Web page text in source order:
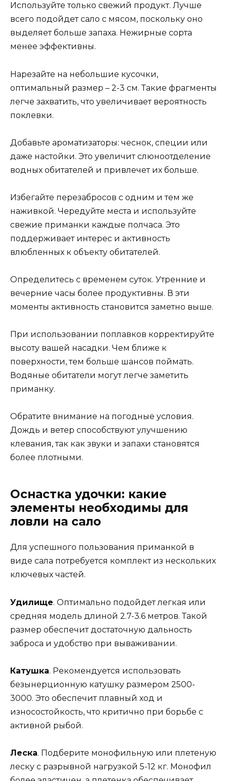
Используйте только свежий продукт. Лучше
всего подойдет сало с мясом, поскольку оно
выделяет больше запаха. Нежирные сорта
менее эффективны.
Нарезайте на небольшие кусочки,
оптимальный размер – 2-3 см. Такие фрагменты
легче захватить, что увеличивает вероятность
поклевки.
Добавьте ароматизаторы: чеснок, специи или
даже настойки. Это увеличит слюноотделение
водных обитателей и привлечет их больше.
Избегайте перезабросов с одним и тем же
наживкой. Чередуйте места и используйте
свежие приманки каждые полчаса. Это
поддерживает интерес и активность
влюбленных к объекту обитателей.
Определитесь с временем суток. Утренние и
вечерние часы более продуктивны. В эти
моменты активность становится заметно выше.
При использовании поплавков корректируйте
высоту вашей насадки. Чем ближе к
поверхности, тем больше шансов поймать.
Водяные обитатели могут легче заметить
приманку.
Обратите внимание на погодные условия.
Дождь и ветер способствуют улучшению
клевания, так как звуки и запахи становятся
более плотными.
Оснастка удочки: какие
элементы необходимы для
ловли на сало
Для успешного пользования приманкой в
виде сала потребуется комплект из нескольких
ключевых частей.
Удилище. Оптимально подойдет легкая или
средняя модель длиной 2.7-3.6 метров. Такой
размер обеспечит достаточную дальность
заброса и удобство при вываживании.
Катушка. Рекомендуется использовать
безынерционную катушку размером 2500-
3000. Это обеспечит плавный ход и
износостойкость, что критично при борьбе с
активной рыбой.
Леска. Подберите монофильную или плетеную
леску с разрывной нагрузкой 5-12 кг. Монофил